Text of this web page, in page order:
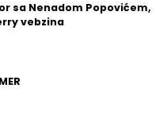
sa Nenadom Popovićem,
vebzina